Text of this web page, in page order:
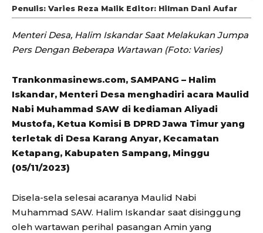
Penulis: Varies Reza Malik Editor: Hilman Dani Aufar
Menteri Desa, Halim Iskandar Saat Melakukan Jumpa
Pers Dengan Beberapa Wartawan (Foto: Varies)
Trankonmasinews.com, SAMPANG – Halim
Iskandar, Menteri Desa menghadiri acara Maulid
Nabi Muhammad SAW di kediaman Aliyadi
Mustofa, Ketua Komisi B DPRD Jawa Timur yang
terletak di Desa Karang Anyar, Kecamatan
Ketapang, Kabupaten Sampang, Minggu
(05/11/2023)
Disela-sela selesai acaranya Maulid Nabi
Muhammad SAW. Halim Iskandar saat disinggung
oleh wartawan perihal pasangan Amin yang